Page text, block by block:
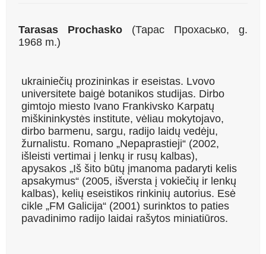
Tarasas Prochasko (Тарас Прохасько, g.
1968 m.)
ukrainiečių prozininkas ir eseistas. Lvovo
universitete baigė botanikos studijas. Dirbo
gimtojo miesto Ivano Frankivsko Karpatų
miškininkystės institute, vėliau mokytojavo,
dirbo barmenu, sargu, radijo laidų vedėju,
žurnalistu. Romano „Nepaprastieji“ (2002,
išleisti vertimai į lenkų ir rusų kalbas),
apysakos „Iš šito būtų įmanoma padaryti kelis
apsakymus“ (2005, išversta į vokiečių ir lenkų
kalbas), kelių eseistikos rinkinių autorius. Esė
cikle „FM Galicija“ (2001) surinktos to paties
pavadinimo radijo laidai rašytos miniatiūros.